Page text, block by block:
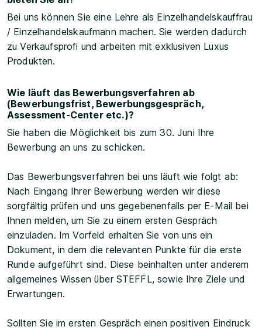
Bei uns können Sie eine Lehre als Einzelhandelskauffrau
/ Einzelhandelskaufmann machen. Sie werden dadurch
zu Verkaufsprofi und arbeiten mit exklusiven Luxus
Produkten.
Wie läuft das Bewerbungsverfahren ab
(Bewerbungsfrist, Bewerbungsgespräch,
Assessment-Center etc.)?
Sie haben die Möglichkeit bis zum 30. Juni Ihre
Bewerbung an uns zu schicken.
Das Bewerbungsverfahren bei uns läuft wie folgt ab:
Nach Eingang Ihrer Bewerbung werden wir diese
sorgfältig prüfen und uns gegebenenfalls per E-Mail bei
Ihnen melden, um Sie zu einem ersten Gespräch
einzuladen. Im Vorfeld erhalten Sie von uns ein
Dokument, in dem die relevanten Punkte für die erste
Runde aufgeführt sind. Diese beinhalten unter anderem
allgemeines Wissen über STEFFL, sowie Ihre Ziele und
Erwartungen.
Sollten Sie im ersten Gespräch einen positiven Eindruck